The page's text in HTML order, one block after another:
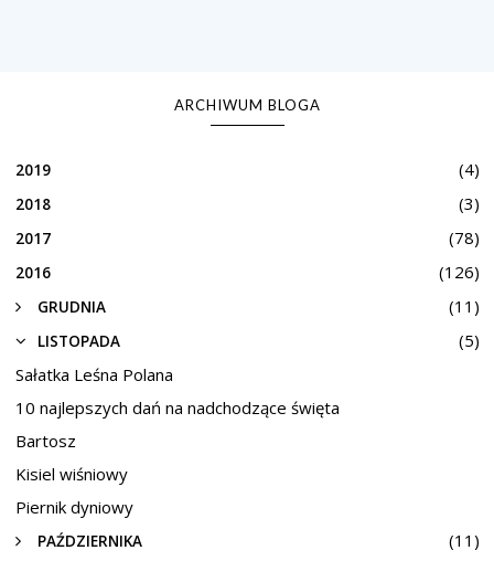
ARCHIWUM BLOGA
2019 (4)
2018 (3)
2017 (78)
2016 (126)
GRUDNIA (11)
LISTOPADA
(5)
Sałatka Leśna Polana
10 najlepszych dań na nadchodzące święta
Bartosz
Kisiel wiśniowy
Piernik dyniowy
PAŹDZIERNIKA (11)